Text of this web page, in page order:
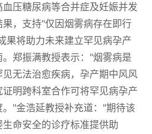
压糖尿病等合并症及妊娠并发
，支持"仅因烟雾病存在即行
果将助力未来建立罕见病孕产
郑振满教授表示："烟雾病是
无法治愈疾病，孕产期中风风
明跨科室合作可将罕见病孕产
"金浩延教授补充道："期待该
命安全的诊疗标准提供助